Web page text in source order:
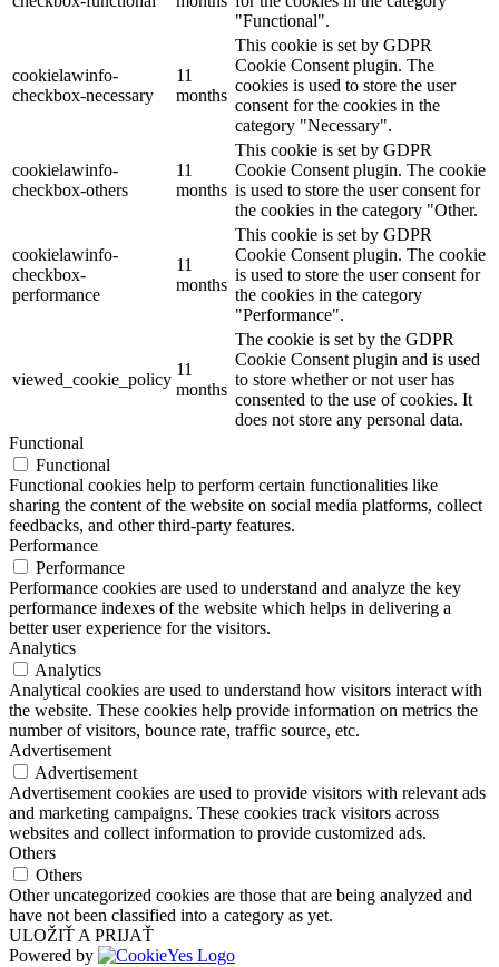
"Functional".
cookielawinfo-
checkbox-necessary
11
months
This cookie is set by GDPR
Cookie Consent plugin. The
cookies is used to store the user
consent for the cookies in the
category "Necessary".
cookielawinfo-
checkbox-others
11
months
This cookie is set by GDPR
Cookie Consent plugin. The cookie
is used to store the user consent for
the cookies in the category "Other.
cookielawinfo-
checkbox-
performance
11
months
This cookie is set by GDPR
Cookie Consent plugin. The cookie
is used to store the user consent for
the cookies in the category
"Performance".
viewed_cookie_policy
11
months
The cookie is set by the GDPR
Cookie Consent plugin and is used
to store whether or not user has
consented to the use of cookies. It
does not store any personal data.
Functional
Functional
Functional cookies help to perform certain functionalities like
sharing the content of the website on social media platforms, collect
feedbacks, and other third-party features.
Performance
Performance
Performance cookies are used to understand and analyze the key
performance indexes of the website which helps in delivering a
better user experience for the visitors.
Analytics
Analytics
Analytical cookies are used to understand how visitors interact with
the website. These cookies help provide information on metrics the
number of visitors, bounce rate, traffic source, etc.
Advertisement
Advertisement
Advertisement cookies are used to provide visitors with relevant ads
and marketing campaigns. These cookies track visitors across
websites and collect information to provide customized ads.
Others
Others
Other uncategorized cookies are those that are being analyzed and
have not been classified into a category as yet.
ULOŽIŤ A PRIJAŤ
Powered by